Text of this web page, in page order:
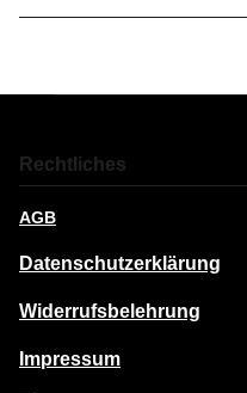
Rechtliches
AGB
Datenschutzerklärung
Widerrufsbelehrung
Impressum